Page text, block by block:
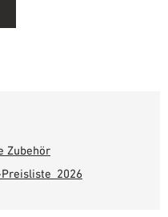
Zubehör